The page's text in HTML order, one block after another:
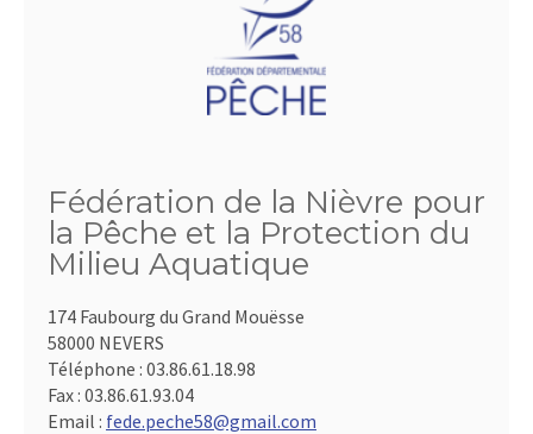
Fédération de la Nièvre pour
la Pêche et la Protection du
Milieu Aquatique
174 Faubourg du Grand Mouësse
58000 NEVERS
Téléphone : 03.86.61.18.98
Fax : 03.86.61.93.04
Email : fede.peche58@gmail.com